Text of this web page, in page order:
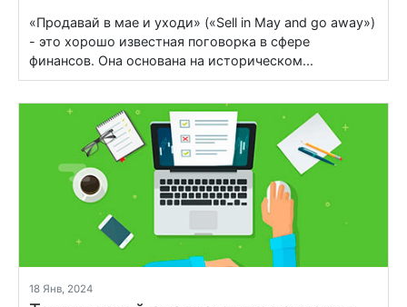
«Продавай в мае и уходи» («Sell in May and go away»)
- это хорошо известная поговорка в сфере
финансов. Она основана на историческом...
18 Янв, 2024